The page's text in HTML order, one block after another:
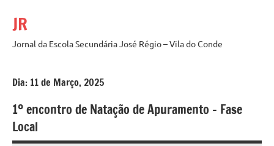
paraJR
Jornal da Escola Secundária José Régio – Vila do Conde
Dia: 11 de Março, 2025
1º encontro de Natação de Apuramento – Fase
Local